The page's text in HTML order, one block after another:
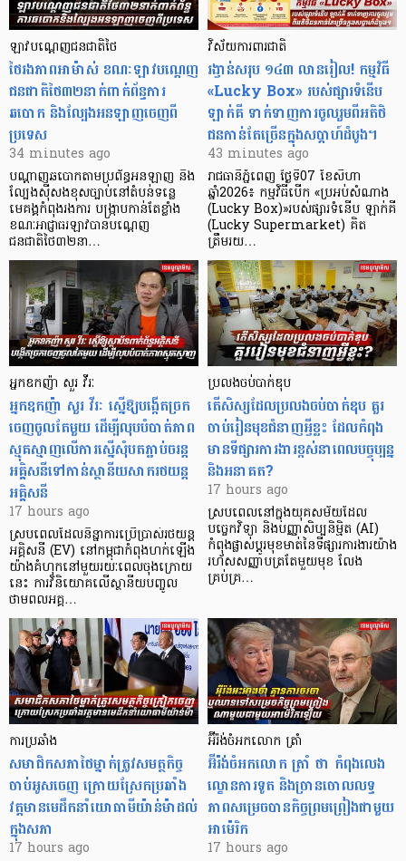
ឡាវបណ្តេញជនជាតិថៃ
ថៃរងភាពអាម៉ាស់ ខណៈឡាវបណ្តេញ
ជនជាតិថៃ៣២នាក់ពាក់ព័ន្ធការ
ឆបោក និងល្បែងអនឡាញចេញពី
ប្រទេស
34 minutes ago
បណ្តាញឆបោកតាមប្រព័ន្ធអនឡាញ និង
ល្បែងស៊ីសងខុសច្បាប់នៅតំបន់ទន្លេ
មេគង្គកំពុងរងការ បង្ក្រាប​កាន់តែខ្លាំង
ខណៈអាជ្ញាធរឡាវបានបណ្តេញ
ជនជាតិថៃ៣២នា…
វិស័យការពារជាតិ
រង្វាន់សរុប ១៤៣ លានរៀល! កម្មវិធី
«Lucky Box» របស់ផ្សារទំនើប
ឡាក់គី ទាក់ទាញការចូលរួមពីអតិថិ
ជនកាន់តែច្រើនក្នុងសប្តាហ៍ដំបូង។
43 minutes ago
រាជធានីភ្នំពេញ ថ្ងៃទី07 ខែសីហា
ឆ្នាំ2026៖ កម្មវិធីបើក «ប្រអប់សំណាង
(Lucky Box)»របស់ផ្សារទំនើប ឡាក់គី
(Lucky Supermarket) គិត
ត្រឹមរយ…
អ្នកឧកញ៉ា សួរ វីរៈ
អ្នកឧកញ៉ា សួរ វីរៈ ស្នើឱ្យបង្កើតច្រក
ចេញចូលតែមួយ ដើម្បីលុបបំបាត់ភាព
ស្មុគស្មាញលើការស្នើសុំបតភ្ជាប់ចរន្ត
អគ្គិសនីទៅកាន់ស្ថានីយសាករថយន្ត
អគ្គិសនី
17 hours ago
ស្របពេលដែលនិន្នាការប្រើប្រាស់រថយន្ត
អគ្គិសនី (EV) នៅកម្ពុជាកំពុងហក់ឡើង
យ៉ាងគំហុកនៅមួយរយៈពេលចុងក្រោយ
នេះ ការវិនិយោគលើស្ថានីយបញ្ចូល
ថាមពលអគ្គ…
ប្រលងចប់បាក់ឌុប
តើសិស្សដែលប្រលងចប់បាក់ឌុប គួរ
ចាប់រៀនមុខជំនាញអ្វីខ្លះ ដែលកំពុង
មានទីផ្សារការងារខ្ពស់នាពេលបច្ចុប្បន្ន
និងអនាគត?
17 hours ago
ស្របពេលនៅក្នុងយុគសម័យដែល
បច្ចេកវិទ្យា និងបញ្ញាសិប្បនិម្មិត (AI)
កំពុងផ្លាស់ប្តូរមុខមាត់នៃទីផ្សារការងារយ៉ាង
រហ័សសញ្ញាបត្រតែមួយមុខ លែង
គ្រប់គ្រ…
ការប្រឆាំង
សមាជិកសភាថៃម្នាក់ត្រូវសមត្ថកិច្ច
ចាប់អូសចេញ ក្រោយស្រែកប្រឆាំង
វត្តមានមេដឹកនាំយោធាមីយ៉ាន់ម៉ាដល់
ក្នុងសភា
17 hours ago
អ៊ីរ៉ង់ចំអកលោក ត្រាំ
អ៊ីរ៉ង់ចំអកលោក ត្រាំ ថា កំពុងលេង
ល្ខោនការទូត និងច្រានចោលលទ្ធ
ភាពសម្រេចបានកិច្ចព្រមព្រៀងជាមួយ
អាម៉េរិក
17 hours ago